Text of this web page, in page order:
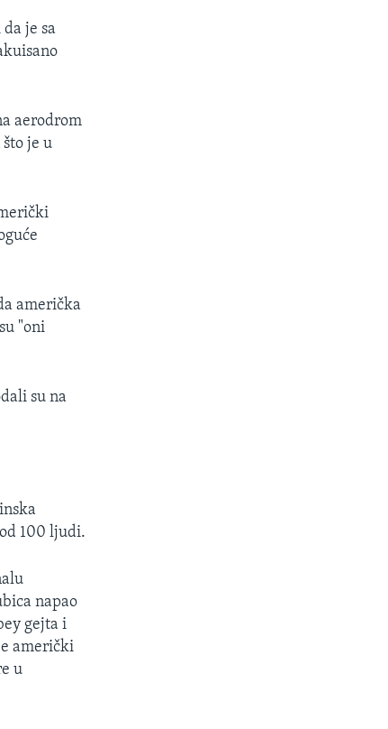
je sa
aerodrom
je u
američka
"oni
su na
100 ljudi.
napao
gejta i
američki
u